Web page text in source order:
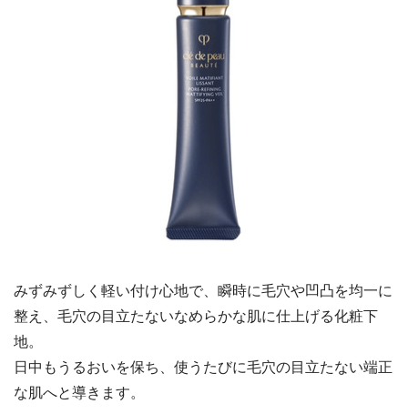
みずみずしく軽い付け心地で、瞬時に毛穴や凹凸を均一に
整え、毛穴の目立たないなめらかな肌に仕上げる化粧下
地。
日中もうるおいを保ち、使うたびに毛穴の目立たない端正
な肌へと導きます。